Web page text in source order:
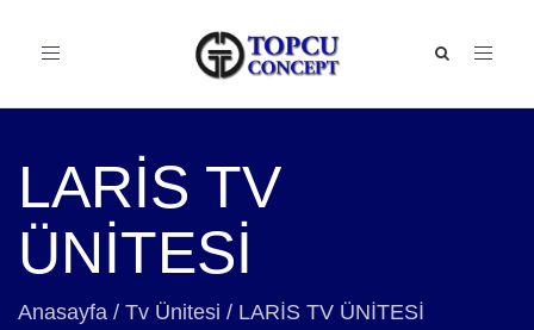
Toggle
LARİS TV
ÜNİTESİ
Anasayfa / Tv Ünitesi / LARİS TV ÜNİTESİ